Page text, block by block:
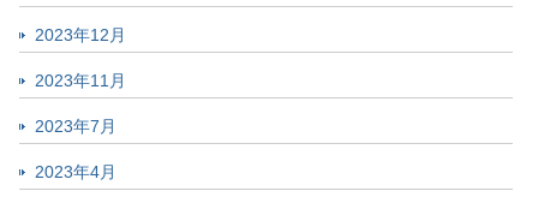
2023年12月
2023年11月
2023年7月
2023年4月